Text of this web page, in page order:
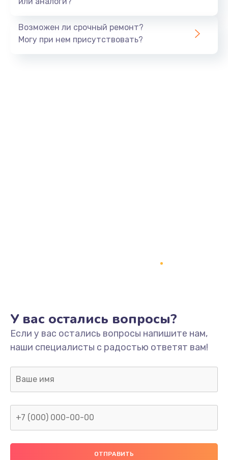
550 руб.
Не включается
1400 руб.
Заказать
800 руб.
400 руб.
Возможен ли срочный ремонт?
Могу при нем присутствовать?
У вас остались вопросы?
Если у вас остались вопросы напишите нам,
наши специалисты с радостью ответят вам!